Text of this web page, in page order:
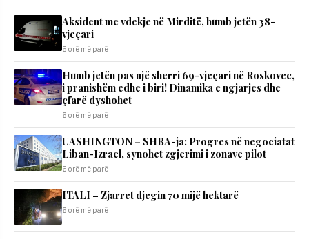
Aksident me vdekje në Mirditë, humb jetën 38-
vjeçari
5 orë më parë
Humb jetën pas një sherri 69-vjeçari në Roskovec,
i pranishëm edhe i biri! Dinamika e ngjarjes dhe
çfarë dyshohet
6 orë më parë
UASHINGTON – SHBA-ja: Progres në negociatat
Liban-Izrael, synohet zgjerimi i zonave pilot
6 orë më parë
ITALI – Zjarret djegin 70 mijë hektarë
6 orë më parë